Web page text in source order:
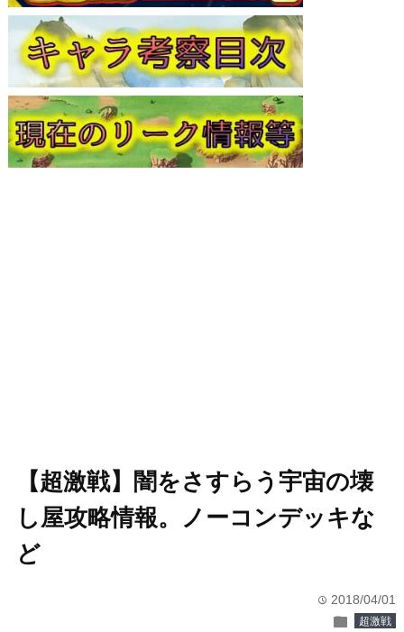
【超激戦】闇をさすらう宇宙の壊
し屋攻略情報。ノーコンデッキな
ど
time 2018/04/01
folder 超激戦